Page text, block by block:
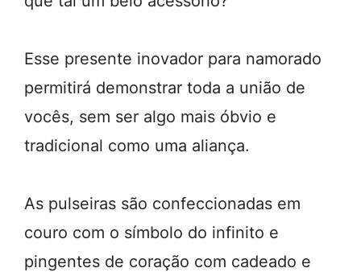
Esse presente inovador para namorado
permitirá demonstrar toda a união de
vocês, sem ser algo mais óbvio e
tradicional como uma aliança.
As pulseiras são confeccionadas em
couro com o símbolo do infinito e
pingentes de coração com cadeado e